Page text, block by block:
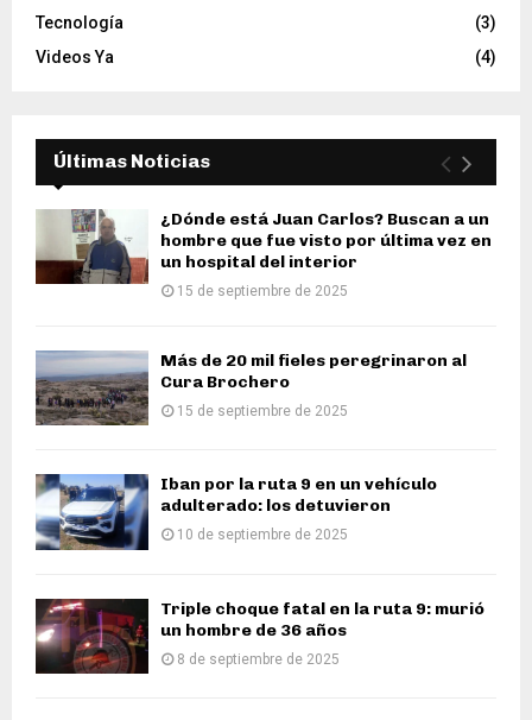
Tecnología
(3)
Videos Ya
(4)
Últimas Noticias
¿Dónde está Juan Carlos? Buscan a un
hombre que fue visto por última vez en
un hospital del interior
15 de septiembre de 2025
Más de 20 mil fieles peregrinaron al
Cura Brochero
15 de septiembre de 2025
Iban por la ruta 9 en un vehículo
adulterado: los detuvieron
10 de septiembre de 2025
Triple choque fatal en la ruta 9: murió
un hombre de 36 años
8 de septiembre de 2025